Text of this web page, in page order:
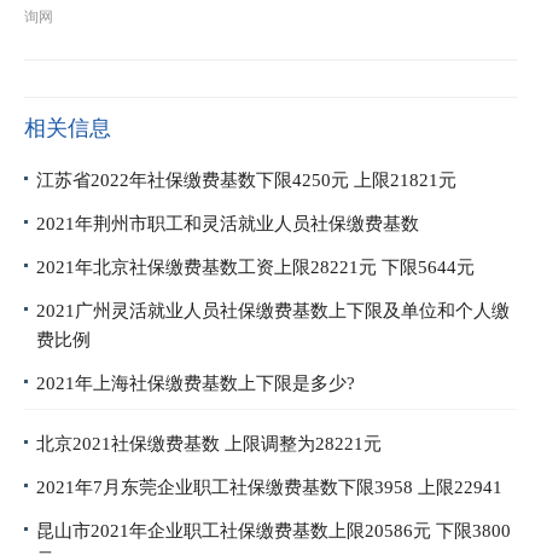
询网
相关信息
江苏省2022年社保缴费基数下限4250元 上限21821元
2021年荆州市职工和灵活就业人员社保缴费基数
2021年北京社保缴费基数工资上限28221元 下限5644元
2021广州灵活就业人员社保缴费基数上下限及单位和个人缴
费比例
2021年上海社保缴费基数上下限是多少?
北京2021社保缴费基数 上限调整为28221元
2021年7月东莞企业职工社保缴费基数下限3958 上限22941
昆山市2021年企业职工社保缴费基数上限20586元 下限3800